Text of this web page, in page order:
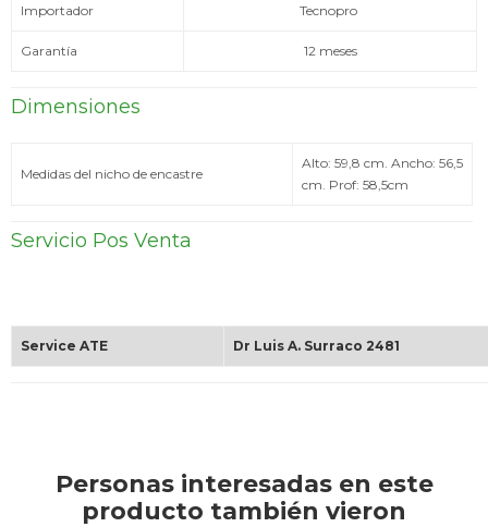
Importador Tecnopro
Garantía 12 meses
Dimensiones
Medidas del nicho de encastre
Alto: 59,8 cm. Ancho: 56,5
cm. Prof: 58,5cm
Servicio Pos Venta
Service ATE Dr Luis A. Surraco 2481
Personas interesadas en este
producto también vieron